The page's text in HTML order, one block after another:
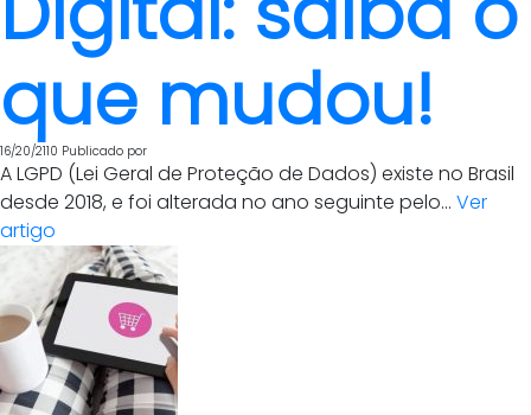
que mudou!
16/20/2110 Publicado por
A LGPD (Lei Geral de Proteção de Dados) existe no Brasil
desde 2018, e foi alterada no ano seguinte pelo... Ver
artigo